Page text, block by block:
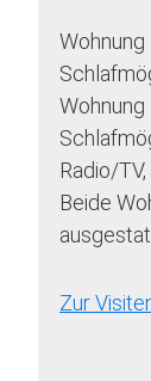
Radio/
Beide
Zur